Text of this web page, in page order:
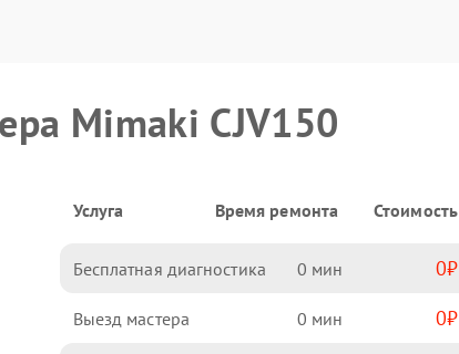
Mimaki CJV150
Услуга Время ремонта Стоимость
Бесплатная диагностика 0 0
Выезд мастера 0 0